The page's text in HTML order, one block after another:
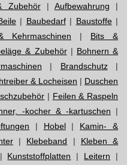
Zubehör| Aufbewahrung |
| Baubedarf| Baustoffe|
Kehrmaschinen | Bits &
& Zubehör| Bohnern &
| Brandschutz|
& Locheisen | Duschen
| Feilen & Raspeln
-kocher & -kartuschen |
| Hobel| Kamin- &
| Klebeband | Kleben &
Kunststoffplatten | Leitern |